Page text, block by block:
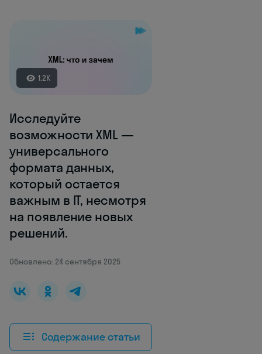
1.2K
Исследуйте
возможности XML —
универсального
формата данных,
который остается
важным в IT, несмотря
на появление новых
решений.
Обновлено: 24 сентября 2025
Содержание статьи